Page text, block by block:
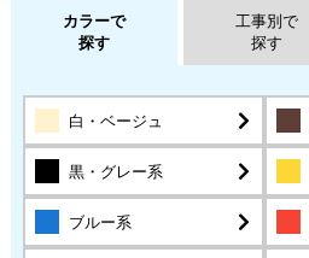
カラーで
探す
工事別で
探す
白・ベージュ
黒・グレー系
ブルー系